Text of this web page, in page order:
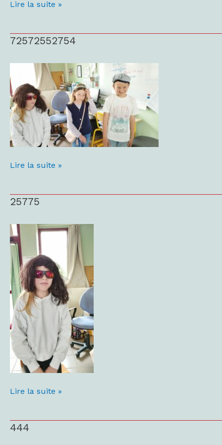
Lire la suite »
72572552754
72572552754
Lire la suite »
25775
25775
Lire la suite »
444
444